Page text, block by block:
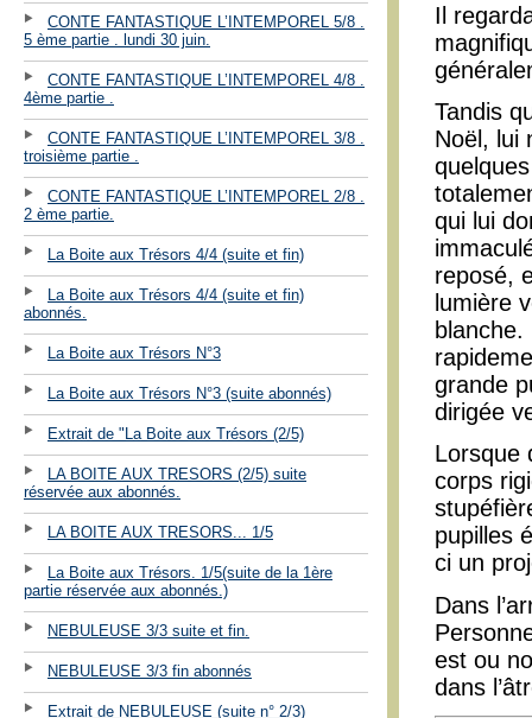
CONTE FANTASTIQUE L’INTEMPOREL 5/8 .
5 ème partie . lundi 30 juin.
CONTE FANTASTIQUE L’INTEMPOREL 4/8 .
4ème partie .
CONTE FANTASTIQUE L’INTEMPOREL 3/8 .
troisième partie .
CONTE FANTASTIQUE L’INTEMPOREL 2/8 .
2 ème partie.
La Boite aux Trésors 4/4 (suite et fin)
La Boite aux Trésors 4/4 (suite et fin)
abonnés.
La Boite aux Trésors N°3
La Boite aux Trésors N°3 (suite abonnés)
Extrait de "La Boite aux Trésors (2/5)
LA BOITE AUX TRESORS (2/5) suite
réservée aux abonnés.
LA BOITE AUX TRESORS... 1/5
La Boite aux Trésors. 1/5(suite de la 1ère
partie réservée aux abonnés.)
NEBULEUSE 3/3 suite et fin.
NEBULEUSE 3/3 fin abonnés
Extrait de NEBULEUSE (suite n° 2/3)
Il
Tandis
Noël, lui
qui lui
reposé,
lumière
blanche.
grande
dirigée
Lorsque
corps
pupilles
ci un
Dans
est ou
dans